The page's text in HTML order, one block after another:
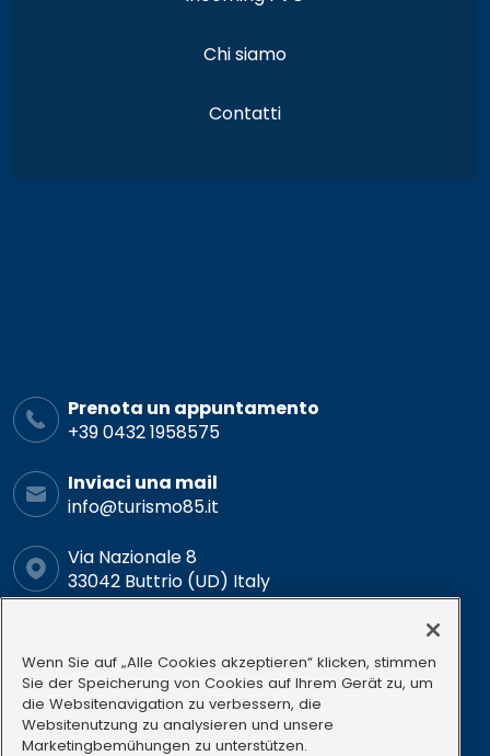
Chi siamo
Contatti
Prenota un appuntamento
+39 0432 1958575
Inviaci una mail
info@turismo85.it
Via Nazionale 8
33042 Buttrio (UD) Italy
Lun-ven: 9.00-12.00 15.00-18.00
Follow us
Wenn Sie auf „Alle Cookies akzeptieren“ klicken, stimmen
Sie der Speicherung von Cookies auf Ihrem Gerät zu, um
die Websitenavigation zu verbessern, die
Websitenutzung zu analysieren und unsere
Marketingbemühungen zu unterstützen.